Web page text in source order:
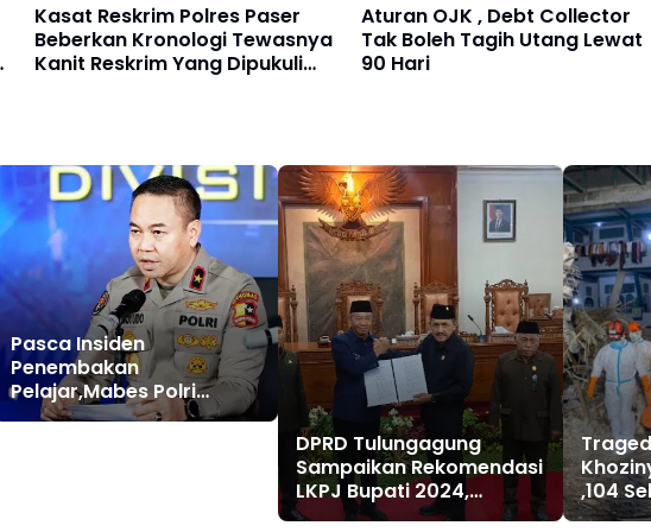
Kasat Reskrim Polres Paser
Beberkan Kronologi Tewasnya
Kanit Reskrim Yang Dipukuli
Aturan OJK , Debt Collector
Tak Boleh Tagih Utang Lewat
90 Hari
Pasca Insiden
Penembakan
Pelajar,Mabes Polri
Terjunkan Propam Ke
DPRD Tulungagung
Sampaikan Rekomendasi
LKPJ Bupati 2024,
Dorong Perbaikan
,104